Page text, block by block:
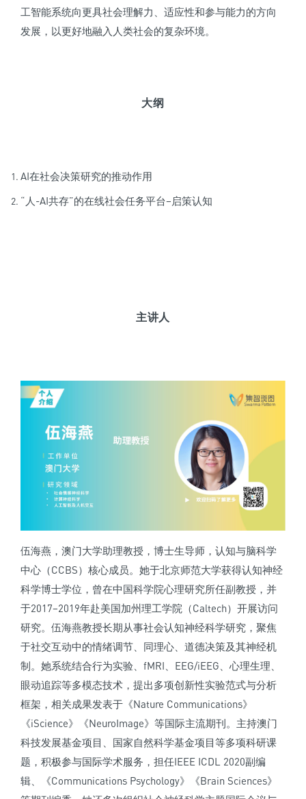
工智能系统向更具社会理解力、适应性和参与能力的方向
发展，以更好地融入人类社会的复杂环境。
大纲
AI在社会决策研究的推动作用
“人-AI共存”的在线社会任务平台–启策认知
主讲人
伍海燕，澳门大学助理教授，博士生导师，认知与脑科学
中心（CCBS）核心成员。她于北京师范大学获得认知神经
科学博士学位，曾在中国科学院心理研究所任副教授，并
于2017–2019年赴美国加州理工学院（Caltech）开展访问
研究。伍海燕教授长期从事社会认知神经科学研究，聚焦
于社交互动中的情绪调节、同理心、道德决策及其神经机
制。她系统结合行为实验、fMRI、EEG/iEEG、心理生理、
眼动追踪等多模态技术，提出多项创新性实验范式与分析
框架，相关成果发表于《Nature Communications》
《iScience》《NeuroImage》等国际主流期刊。主持澳门
科技发展基金项目、国家自然科学基金项目等多项科研课
题，积极参与国际学术服务，担任IEEE ICDL 2020副编
辑、《Communications Psychology》《Brain Sciences》